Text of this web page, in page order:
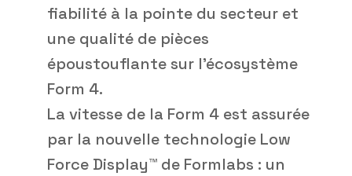
fiabilité à la pointe du secteur et
une qualité de pièces
époustouflante sur l'écosystème
Form 4.
La vitesse de la Form 4 est assurée
par la nouvelle technologie Low
Force Display™ de Formlabs : un